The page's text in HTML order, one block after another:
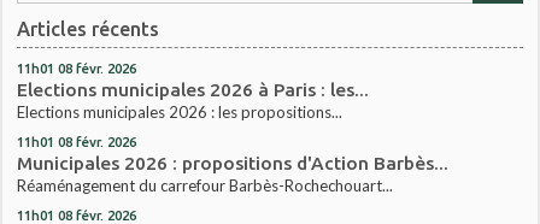
Articles récents
11h01 08 févr. 2026
Elections municipales 2026 à Paris : les...
Elections municipales 2026 : les propositions...
11h01 08 févr. 2026
Municipales 2026 : propositions d'Action Barbès...
Réaménagement du carrefour Barbès-Rochechouart...
11h01 08 févr. 2026